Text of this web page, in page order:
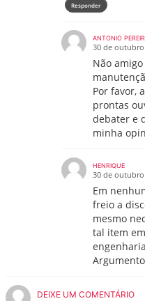
Responder
ANTONIO
30 de outubro
Não
Por favor,
prontas
debater e
minha
HENRIQUE
30 de outubro
Em
freio a
mesmo
tal item
DEIXE UM COMENTÁRIO